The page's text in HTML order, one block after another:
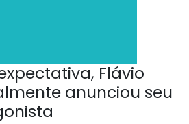
Flávio
anunciou seu